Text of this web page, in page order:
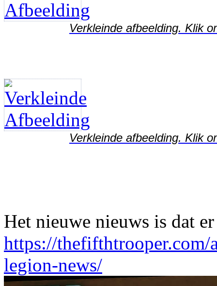
Verkleinde afbeelding. Klik
Verkleinde afbeelding. Klik
Het nieuwe nieuws is dat
https://thefifthtrooper.com/
legion-news/